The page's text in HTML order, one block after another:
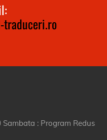
traduceri.ro
: Program Redus